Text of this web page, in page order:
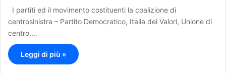
I partiti ed il movimento costituenti la coalizione di
centrosinistra – Partito Democratico, Italia dei Valori, Unione di
centro,…
Leggi di più »